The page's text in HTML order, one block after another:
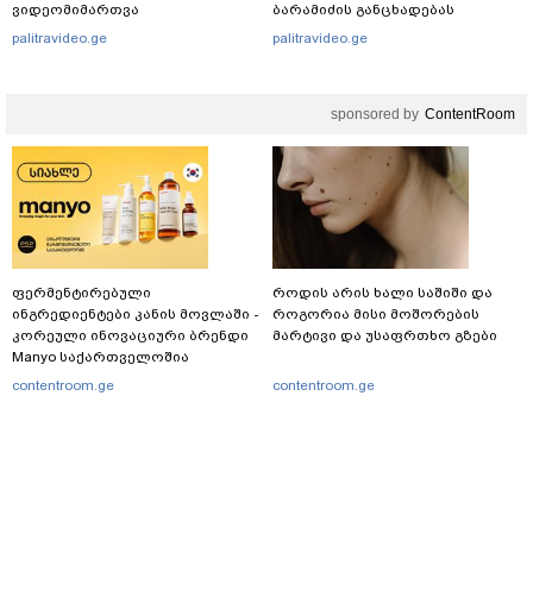
ვიდეომიმართვა
palitravideo.ge
ბარამიძის განცხადებას
ეხმაურება
palitravideo.ge
sponsored by ContentRoom
ფერმენტირებული
ინგრედიენტები კანის მოვლაში -
კორეული ინოვაციური ბრენდი
Manyo საქართველოშია
contentroom.ge
როდის არის ხალი საშიში და
როგორია მისი მოშორების
მარტივი და უსაფრთხო გზები
contentroom.ge